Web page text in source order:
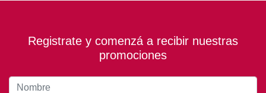
Registrate y comenzá a recibir nuestras
promociones